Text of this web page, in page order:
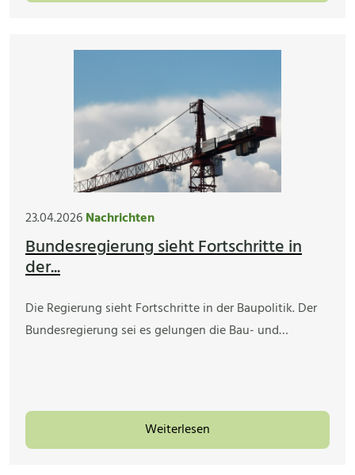
23.04.2026Nachrichten
Bundesregierung sieht Fortschritte in
der...
Die Regierung sieht Fortschritte in der Baupolitik. Der
Bundesregierung sei es gelungen die Bau- und…
Weiterlesen